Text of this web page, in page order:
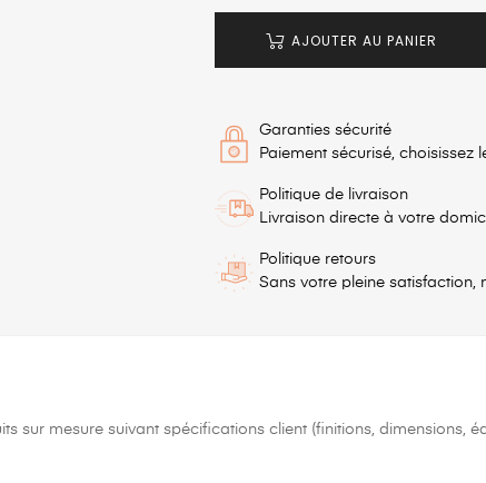
AJOUTER AU PANIER
Garanties sécurité
Paiement sécurisé,
Politique de livraison
Livraison directe à votre
Politique retours
Sans votre pleine satisfaction,
sur mesure suivant spécifications client (finitions, dimensions,